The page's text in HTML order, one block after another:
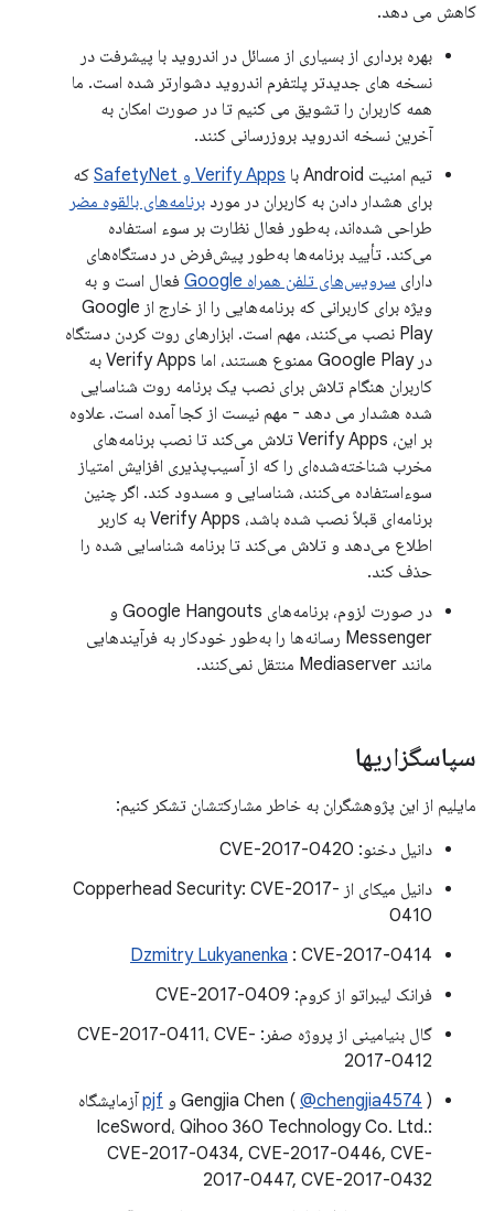
کاهش می دهد.
بهره برداری از بسیاری از مسائل در اندروید با پیشرفت در
نسخه های جدیدتر پلتفرم اندروید دشوارتر شده است. ما
همه کاربران را تشویق می کنیم تا در صورت امکان به
آخرین نسخه اندروید بروزرسانی کنند.
تیم امنیت Android با
Verify Apps و SafetyNet
که
برای هشدار دادن به کاربران در مورد برنامه‌های بالقوه مضر
طراحی شده‌اند، به‌طور فعال نظارت بر سوء استفاده
می‌کند. تأیید برنامه‌ها به‌طور پیش‌فرض در دستگاه‌های
دارای سرویس‌های تلفن همراه Google
فعال است و به
ویژه برای کاربرانی که برنامه‌هایی را از خارج از Google
Play نصب می‌کنند، مهم است. ابزارهای روت کردن دستگاه
در Google Play ممنوع هستند، اما Verify Apps به
کاربران هنگام تلاش برای نصب یک برنامه روت شناسایی
شده هشدار می دهد - مهم نیست از کجا آمده است. علاوه
بر این، Verify Apps تلاش می‌کند تا نصب برنامه‌های
مخرب شناخته‌شده‌ای را که از آسیب‌پذیری افزایش امتیاز
سوءاستفاده می‌کنند، شناسایی و مسدود کند. اگر چنین
برنامه‌ای قبلاً نصب شده باشد، Verify Apps به کاربر
اطلاع می‌دهد و تلاش می‌کند تا برنامه شناسایی شده را
حذف کند.
در صورت لزوم، برنامه‌های Google Hangouts و
Messenger رسانه‌ها را به‌طور خودکار به فرآیندهایی
مانند Mediaserver منتقل نمی‌کنند.
سپاسگزاریها
مایلیم از این پژوهشگران به خاطر مشارکتشان تشکر کنیم:
دانیل دخنو: CVE-2017-0420
دانیل میکای از Copperhead Security: CVE-2017-
0410
Dzmitry Lukyanenka : CVE-2017-0414
فرانک لیبراتو از کروم: CVE-2017-0409
گال بنیامینی از پروژه صفر: CVE-2017-0411، CVE-
2017-0412
Gengjia Chen ( @chengjia4574 ) و pjf آزمایشگاه
IceSword، Qihoo 360 Technology Co. Ltd.:
CVE-2017-0434, CVE-2017-0446, CVE-
2017-0447, CVE-2017-0432